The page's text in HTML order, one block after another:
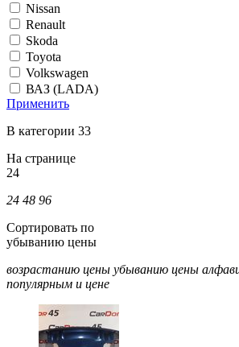
Nissan
Renault
Skoda
Toyota
Volkswagen
ВАЗ (LADA)
Применить
В категории 33
На странице
24
24 48 96
Сортировать по
убыванию цены
возрастанию цены убыванию цены
популярным и цене